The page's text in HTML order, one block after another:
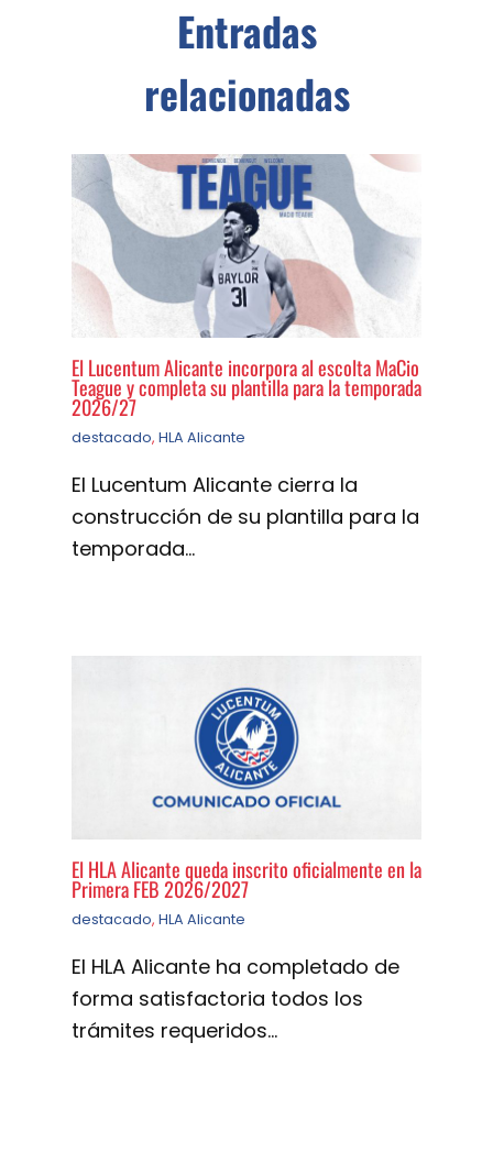
Entradas
relacionadas
El Lucentum Alicante incorpora al escolta MaCio
Teague y completa su plantilla para la temporada
2026/27
destacado, HLA Alicante
El Lucentum Alicante cierra la
construcción de su plantilla para la
temporada…
El HLA Alicante queda inscrito oficialmente en la
Primera FEB 2026/2027
destacado, HLA Alicante
El HLA Alicante ha completado de
forma satisfactoria todos los
trámites requeridos…